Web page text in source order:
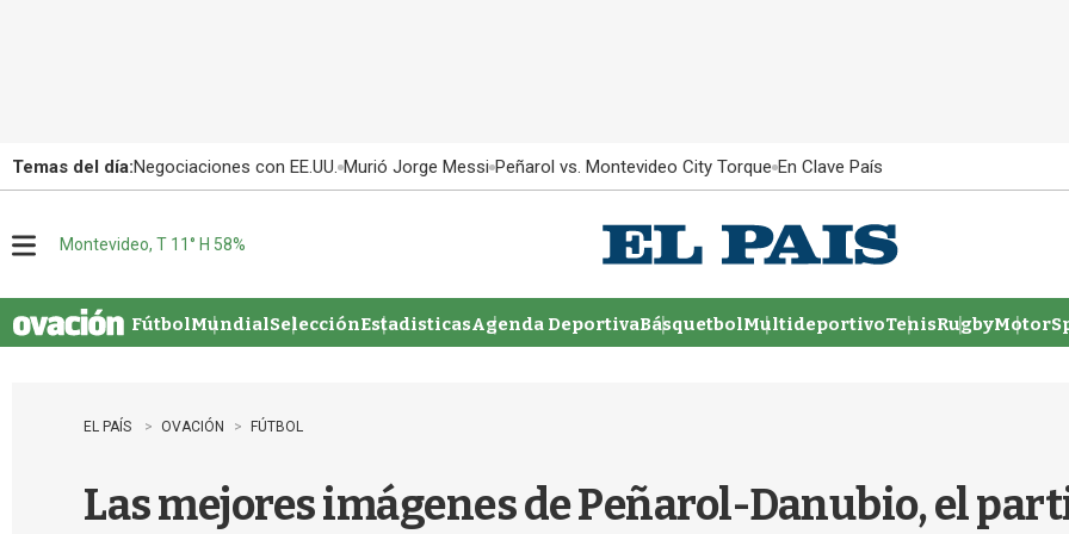
Temas del día:Negociaciones con EE.UU. Murió Jorge Messi Peñarol vs. Montevideo City Torque En Clave País
u
Montevideo, T 11° H 58%
FútbolMundialSelecciónEstadisticasAgenda DeportivaBásquetbolMultideportivoTenisRugby
EL PAÍS OVACIÓN FÚTBOL
Las mejores imágenes de Peñarol-Danubio, el